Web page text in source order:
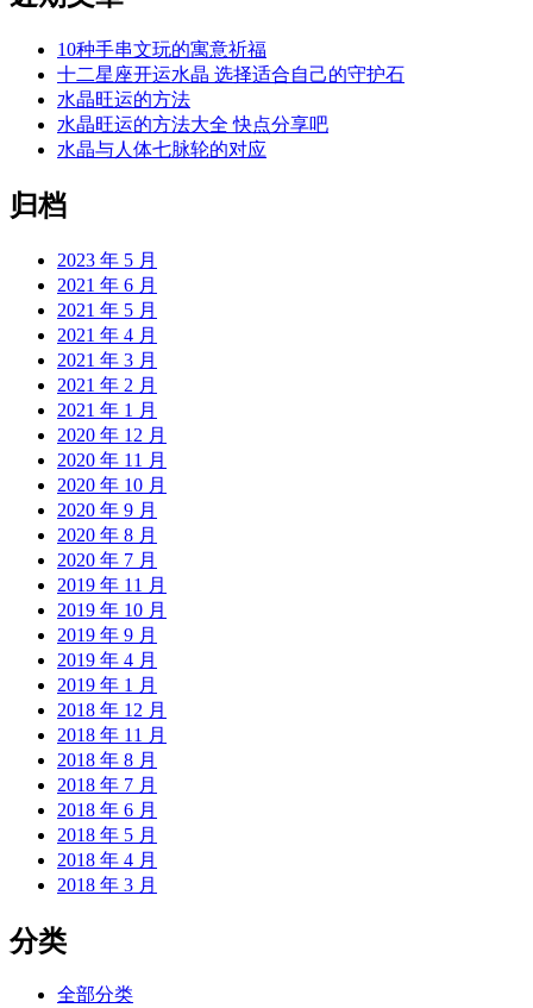
10种手串文玩的寓意祈福
十二星座开运水晶 选择适合自己的守护石
水晶旺运的方法
水晶旺运的方法大全 快点分享吧
水晶与人体七脉轮的对应
归档
2023 年 5 月
2021 年 6 月
2021 年 5 月
2021 年 4 月
2021 年 3 月
2021 年 2 月
2021 年 1 月
2020 年 12 月
2020 年 11 月
2020 年 10 月
2020 年 9 月
2020 年 8 月
2020 年 7 月
2019 年 11 月
2019 年 10 月
2019 年 9 月
2019 年 4 月
2019 年 1 月
2018 年 12 月
2018 年 11 月
2018 年 8 月
2018 年 7 月
2018 年 6 月
2018 年 5 月
2018 年 4 月
2018 年 3 月
分类
全部分类